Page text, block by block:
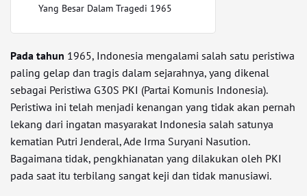
Yang Besar Dalam Tragedi 1965
Pada tahun 1965, Indonesia mengalami salah satu peristiwa
paling gelap dan tragis dalam sejarahnya, yang dikenal
sebagai Peristiwa G30S PKI (Partai Komunis Indonesia).
Peristiwa ini telah menjadi kenangan yang tidak akan pernah
lekang dari ingatan masyarakat Indonesia salah satunya
kematian Putri Jenderal, Ade Irma Suryani Nasution.
Bagaimana tidak, pengkhianatan yang dilakukan oleh PKI
pada saat itu terbilang sangat keji dan tidak manusiawi.